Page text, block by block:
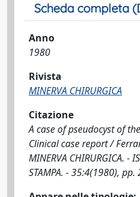
Scheda completa
Anno
1980
Rivista
MINERVA CHIRURGICA
Citazione
A case of pseudocyst of
Clinical case report /
MINERVA CHIRURGICA. -
STAMPA. - 35:4(1980), pp.